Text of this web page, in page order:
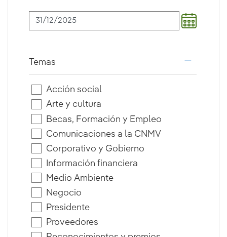
Temas
Acción social
Arte y cultura
Becas, Formación y Empleo
Comunicaciones a la CNMV
Corporativo y Gobierno
Información financiera
Medio Ambiente
Negocio
Presidente
Proveedores